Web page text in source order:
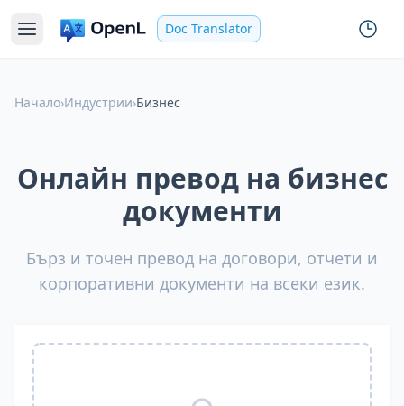
Doc Translator
Начало›Индустрии›Бизнес
Онлайн превод на бизнес
документи
Бърз и точен превод на договори, отчети и
корпоративни документи на всеки език.